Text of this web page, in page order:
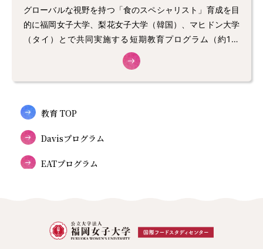
グローバルな視野を持つ「食のスペシャリスト」育成を目
的に福岡女子大学、梨花女子大学（韓国）、マヒドン大学
（タイ）とで共同実施する短期教育プログラム（約1週
教育 TOP
Davisプログラム
EATプログラム